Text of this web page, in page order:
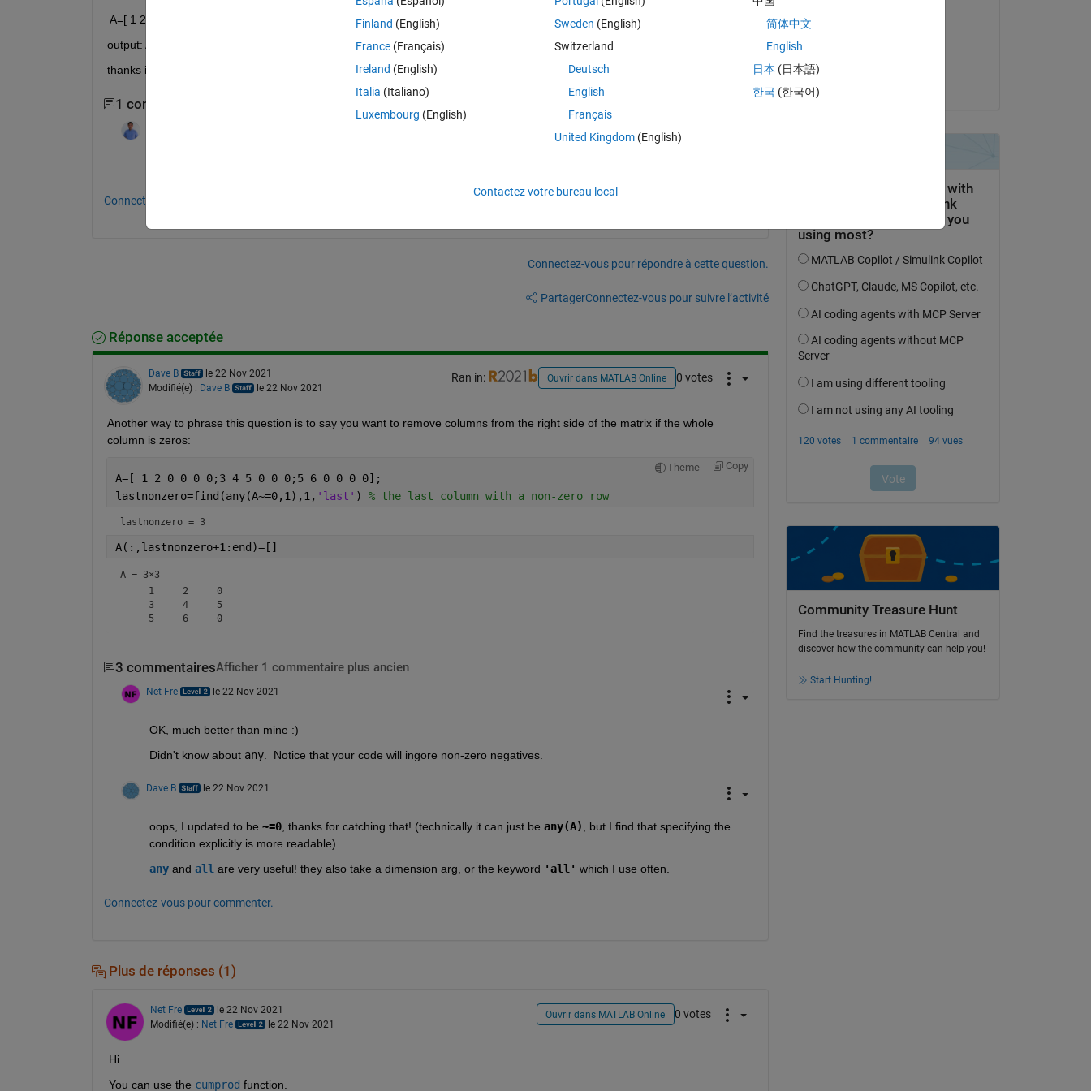
A=[ 1 2 0 0 0 0;3 4 5 0 0 0;5 6 0 0 0 0];
output: A=[ 1 2 0 ;3 4 5 ;5 6 0 ];
thanks in advance!
1 commentaire
Connectez-vous pour commenter.
Connectez-vous pour répondre à cette question.
PartagerConnectez-vous pour suivre l’activité
Réponse acceptée
Dave B
le 22 Nov 2021
Modifié(e) : Dave B le 22 Nov 2021
Ran in: Ouvrir dans MATLAB Online 0 votes
Another way to phrase this question is to say you want to remove columns from the right side of the matrix if the whole
column is zeros:
Theme Copy
A=[ 1 2 0 0 0 0;3 4 5 0 0 0;5 6 0 0 0 0];
lastnonzero=find(any(A~=0,1),1, 'last' ) % the last column with a non-zero row
lastnonzero = 3
A(:,lastnonzero+1:end)=[]
A = 3×3
     1     2     0
     3     4     5
     5     6     0
3 commentairesAfficher 1 commentaire plus ancien
Net Fre le 22 Nov 2021
OK, much better than mine :)
Didn't know about any.  Notice that your code will ingore non-zero negatives.
Dave B le 22 Nov 2021
oops, I updated to be ~=0, thanks for catching that! (technically it can just be any(A), but I find that specifying the
condition explicitly is more readable)
any and all are very useful! they also take a dimension arg, or the keyword 'all' which I use often.
Connectez-vous pour commenter.
Plus de réponses (1)
Net Fre
le 22 Nov 2021
Modifié(e) : Net Fre le 22 Nov 2021
Ouvrir dans MATLAB Online 0 votes
Hi
You can use the cumprod function.
le 22 Nov 2021
Acceptée :
Community Treasure Hunt
Find the treasures in MATLAB Central and
discover how the community can help you!
Start Hunting!
Finland (English)
France (Français)
Ireland (English)
Italia (Italiano)
Luxembourg (English)
Sweden (English)
Switzerland
Deutsch
English
Français
United Kingdom(English)
简体中文
English
日本 (日本語)
한국 (한국어)
Contactez votre bureau local